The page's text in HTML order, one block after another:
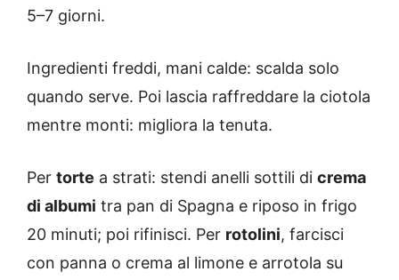
5–7 giorni.
Ingredienti freddi, mani calde: scalda solo
quando serve. Poi lascia raffreddare la ciotola
mentre monti: migliora la tenuta.
Per torte a strati: stendi anelli sottili di crema
di albumi tra pan di Spagna e riposo in frigo
20 minuti; poi rifinisci. Per rotolini, farcisci
con panna o crema al limone e arrotola su